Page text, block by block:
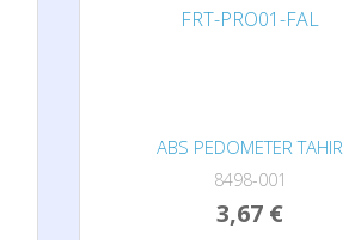
ABS PEDOMETER TAHIR
8498-001
3,67 €